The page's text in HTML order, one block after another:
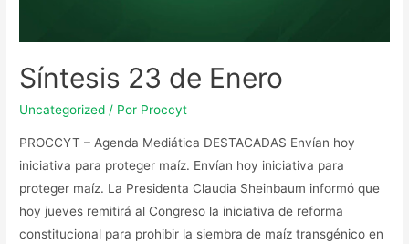
Síntesis 23 de Enero
Uncategorized / Por Proccyt
PROCCYT – Agenda Mediática DESTACADAS Envían hoy
iniciativa para proteger maíz. Envían hoy iniciativa para
proteger maíz. La Presidenta Claudia Sheinbaum informó que
hoy jueves remitirá al Congreso la iniciativa de reforma
constitucional para prohibir la siembra de maíz transgénico en